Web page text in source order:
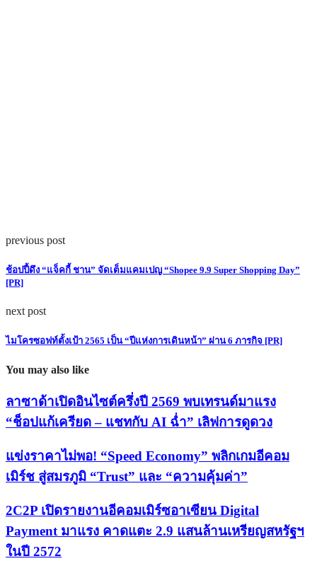
previous post
ช้อปปี้ดึง “แจ็คกี้ ชาน” จัดเต็มแคมเปญ “Shopee 9.9 Super Shopping Day”
[PR]
next post
ไมโครซอฟท์ตั้งเป้า 2565 เป็น “ปีแห่งการเดินหน้า” ผ่าน 6 ภารกิจ [PR]
You may also like
ลาซาด้าเปิดอินไซต์ครึ่งปี 2569 พบเทรนด์มาแรง
“ช็อปแก้เครียด – แชทกับ AI ฉ่ำ” เลิฟการดูดวง
แข่งราคาไม่พอ! “Speed Economy” พลิกเกมอีคอม
เมิร์ช สู่สมรภูมิ “Trust” และ “ความคุ้มค่า”
2C2P เปิดรายงานอีคอมเมิร์ซอาเซียน Digital
Payment มาแรง คาดแตะ 2.9 แสนล้านเหรียญสหรัฐฯ
ในปี 2572